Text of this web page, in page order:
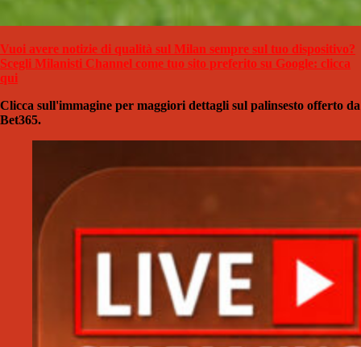
Vuoi avere notizie di qualità sul Milan sempre sul tuo dispositivo?
Scegli Milanisti Channel come tuo sito preferito su Google: clicca
qui
Clicca sull'immagine per maggiori dettagli sul palinsesto offerto da
Bet365.